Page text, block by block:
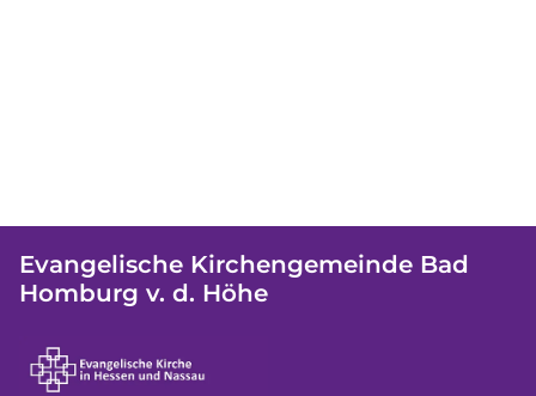
Evangelische Kirchengemeinde Bad
Homburg v. d. Höhe